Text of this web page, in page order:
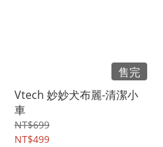
售完
Vtech 妙妙犬布麗-清潔小
車
NT$699
NT$499